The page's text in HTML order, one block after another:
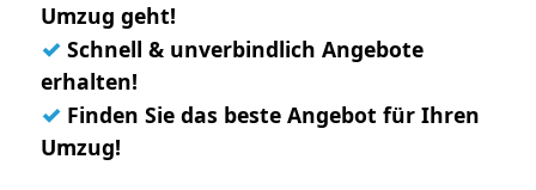
Umzug geht!
✓ Schnell & unverbindlich Angebote
erhalten!
✓ Finden Sie das beste Angebot für Ihren
Umzug!